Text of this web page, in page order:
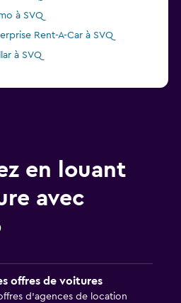
à SVQ
Rent-A-Car à SVQ
à SVQ
en louant
avec
offres de voitures
d’agences de location